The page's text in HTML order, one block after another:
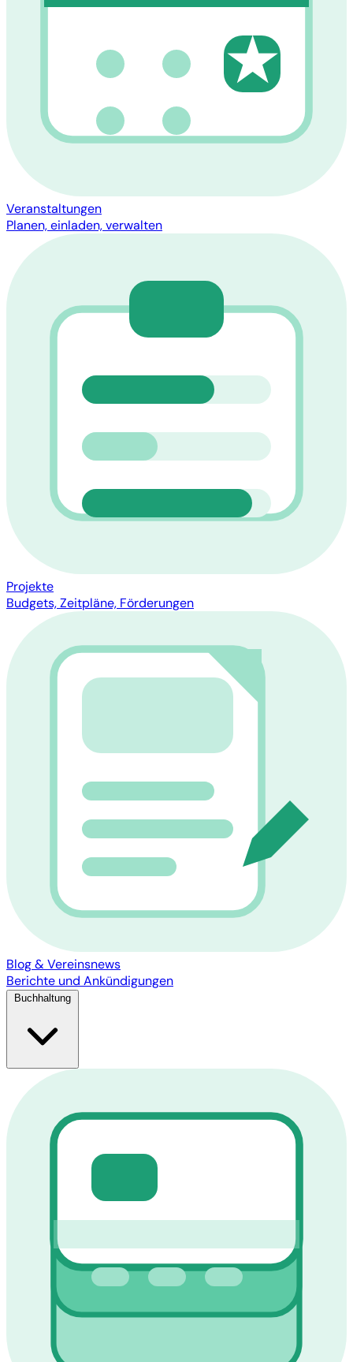
★
Veranstaltungen
Planen, einladen, verwalten
Projekte
Budgets, Zeitpläne, Förderungen
Blog & Vereinsnews
Berichte und Ankündigungen
Buchhaltung